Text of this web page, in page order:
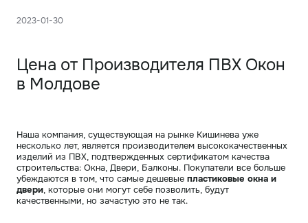
2023-01-30
Цена от Производителя ПВХ Окон
в Молдове
Наша компания, существующая на рынке Кишинева уже
несколько лет, является производителем высококачественных
изделий из ПВХ, подтвержденных сертификатом качества
строительства: Окна, Двери, Балконы. Покупатели все больше
убеждаются в том, что самые дешевые пластиковые окна и
двери, которые они могут себе позволить, будут
качественными, но зачастую это не так.